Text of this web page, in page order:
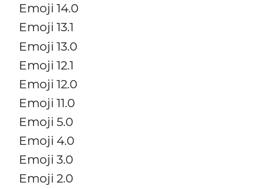
Emoji 14.0
Emoji 13.1
Emoji 13.0
Emoji 12.1
Emoji 12.0
Emoji 11.0
Emoji 5.0
Emoji 4.0
Emoji 3.0
Emoji 2.0